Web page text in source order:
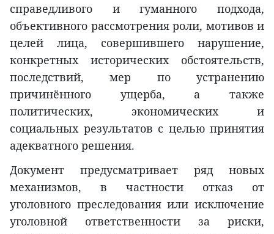
справедливого и гуманного подхода,
объективного рассмотрения роли, мотивов и
целей лица, совершившего нарушение,
конкретных исторических обстоятельств,
последствий, мер по устранению
причинённого ущерба, а также
политических, экономических и
социальных результатов с целью принятия
адекватного решения.
Документ предусматривает ряд новых
механизмов, в частности отказ от
уголовного преследования или исключение
уголовной ответственности за риски,